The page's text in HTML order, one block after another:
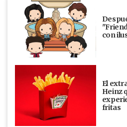
con
El
Heinz
fritas